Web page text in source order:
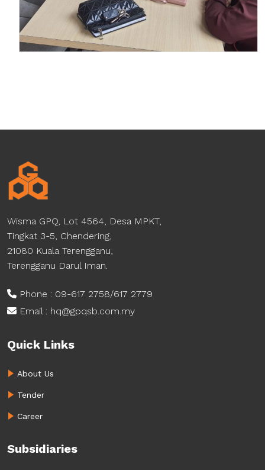
Wisma GPQ, Lot 4564, Desa MPKT,
Tingkat 3-5, Chendering,
21080 Kuala Terengganu,
Terengganu Darul Iman.
Phone : 09-617 2758/617 2779
Email : hq@gpqsb.com.my
Quick Links
About Us
Tender
Career
Subsidiaries